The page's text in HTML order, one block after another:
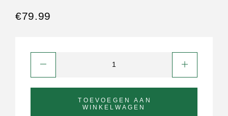
€79.99
TOEVOEGEN AAN
WINKELWAGEN